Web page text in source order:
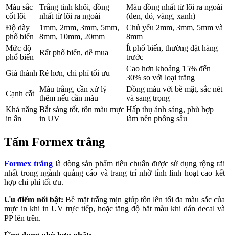
Màu sắc
cốt lõi
Trắng tinh khôi, đồng
nhất từ lõi ra ngoài
Màu đồng nhất từ lõi ra ngoài
(đen, đỏ, vàng, xanh)
Độ dày
phổ biến
1mm, 2mm, 3mm, 5mm,
8mm, 10mm, 20mm
Chủ yếu 2mm, 3mm, 5mm và
8mm
Mức độ
phổ biến
Rất phổ biến, dễ mua
Ít phổ biến, thường đặt hàng
trước
Giá thành Rẻ hơn, chi phí tối ưu
Cao hơn khoảng 15% đến
30% so với loại trắng
Cạnh cắt
Màu trắng, cần xử lý
thêm nếu cần màu
Đồng màu với bề mặt, sắc nét
và sang trọng
Khả năng
in ấn
Bắt sáng tốt, tôn màu mực
in UV
Hấp thụ ánh sáng, phù hợp
làm nền phông sâu
Tấm Formex trắng
Formex trắnglà dòng sản phẩm tiêu chuẩn được sử dụng rộng rãi
nhất trong ngành quảng cáo và trang trí nhờ tính linh hoạt cao kết
hợp chi phí tối ưu.
Ưu điểm nổi bật: Bề mặt trắng mịn giúp tôn lên tối đa màu sắc của
mực in khi in UV trực tiếp, hoặc tăng độ bắt màu khi dán decal và
PP lên trên.